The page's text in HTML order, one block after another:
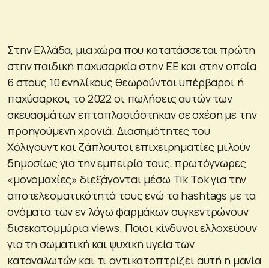
Στην Ελλάδα, μια χώρα που κατατάσσεται πρώτη
στην παιδική παχυσαρκία στην ΕΕ και στην οποία
6 στους 10 ενηλίκους θεωρούνται υπέρβαροι ή
παχύσαρκοι, το 2022 οι πωλήσεις αυτών των
σκευασμάτων επταπλασιάστηκαν σε σχέση με την
προηγούμενη χρονιά. Διασημότητες του
Χόλιγουντ και ζάπλουτοι επιχειρηματίες μιλούν
δημοσίως για την εμπειρία τους, πρωτόγνωρες
«μονομαχίες» διεξάγονται μέσω Tik Tok για την
αποτελεσματικότητά τους ενώ τα hashtags με τα
ονόματα των εν λόγω φαρμάκων συγκεντρώνουν
δισεκατομμύρια views. Ποιοι κίνδυνοι ελλοχεύουν
για τη σωματική και ψυχική υγεία των
καταναλωτών και τι αντικατοπτρίζει αυτή η μανία